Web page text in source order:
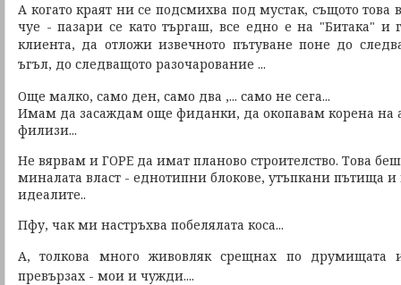
А когато краят ни се подсмихва под мустак, същото
чуе - пазари се като търгаш, все едно е на "Битака" и
клиента, да отложи извечното пътуване поне до
ъгъл, до следващото разочарование ...
Още малко, само ден, само два ,... само не сега...
Имам да засаждам още фиданки, да окопавам корена на
филизи...
Не вярвам и ГОРЕ да имат планово строителство. Това
миналата власт - еднотипни блокове, утъпкани пътища
идеалите..
Пфу, чак ми настръхва побелялата коса...
А, толкова много живовляк срещнах по друмищата
превързах - мои и чужди....